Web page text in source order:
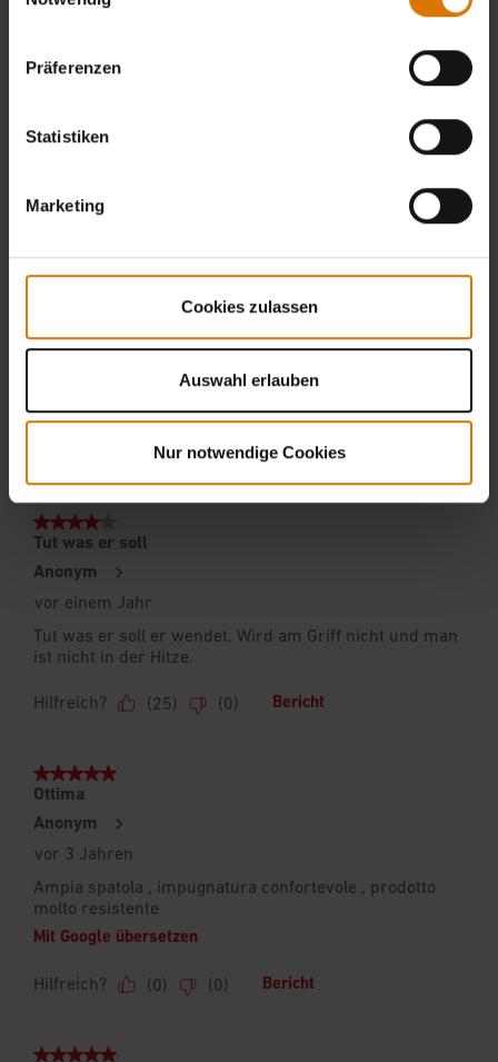
Präferenzen
Statistiken
Marketing
Cookies zulassen
Auswahl erlauben
Nur notwendige Cookies